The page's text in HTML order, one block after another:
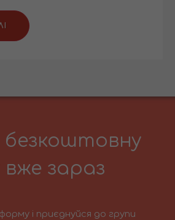
вже зараз
і приєднуйся до групи